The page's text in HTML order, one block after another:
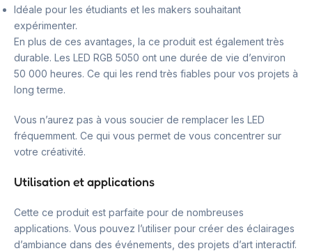
Idéale pour les étudiants et les makers souhaitant
expérimenter.
En plus de ces avantages, la ce produit est également très
durable. Les LED RGB 5050 ont une durée de vie d’environ
50 000 heures. Ce qui les rend très fiables pour vos projets à
long terme.
Vous n’aurez pas à vous soucier de remplacer les LED
fréquemment. Ce qui vous permet de vous concentrer sur
votre créativité.
Utilisation et applications
Cette ce produit est parfaite pour de nombreuses
applications. Vous pouvez l’utiliser pour créer des éclairages
d’ambiance dans des événements, des projets d’art interactif.